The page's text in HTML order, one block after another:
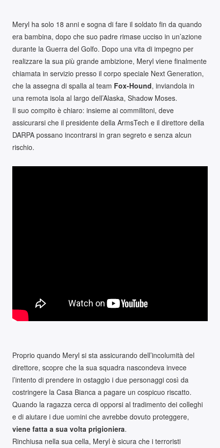
Meryl ha solo 18 anni e sogna di fare il soldato fin da quando
era bambina, dopo che suo padre rimase ucciso in un’azione
durante la Guerra del Golfo. Dopo una vita di impegno per
realizzare la sua più grande ambizione, Meryl viene finalmente
chiamata in servizio presso il corpo speciale Next Generation,
che la assegna di spalla al team Fox-Hound, inviandola in
una remota isola al largo dell’Alaska, Shadow Moses.
Il suo compito è chiaro: insieme ai commilitoni, deve
assicurarsi che il presidente della ArmsTech e il direttore della
DARPA possano incontrarsi in gran segreto e senza alcun
rischio.
Proprio quando Meryl si sta assicurando dell’incolumità del
direttore, scopre che la sua squadra nascondeva invece
l’intento di prendere in ostaggio i due personaggi così da
costringere la Casa Bianca a pagare un cospicuo riscatto.
Quando la ragazza cerca di opporsi al tradimento dei colleghi
e di aiutare i due uomini che avrebbe dovuto proteggere,
viene fatta a sua volta prigioniera.
Rinchiusa nella sua cella, Meryl è sicura che i terroristi